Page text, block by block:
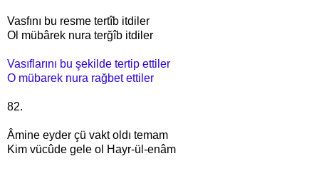
Vasfını bu resme tertîb itdiler
Ol mübârek nura terğîb itdiler
Vasıflarını bu şekilde tertip ettiler
O mübarek nura rağbet ettiler
82.
Âmine eyder çü vakt oldı temam
Kim vücûde gele ol Hayr-ül-enâm